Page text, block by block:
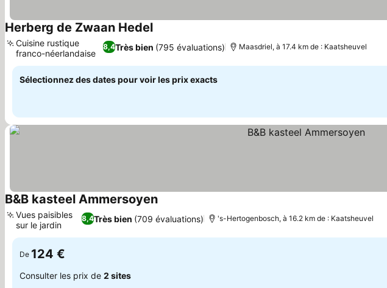
Herberg de Zwaan Hedel
8,4Très bien (795 évaluations)
Cuisine rustique
franco-néerlandaise
Maasdriel, à 17.4 km de : Kaatsheuvel
Sélectionnez des dates pour voir les prix exacts
B&B kasteel Ammersoyen
8,4Très bien (709 évaluations)
Vues paisibles
sur le jardin
's-Hertogenbosch, à 16.2 km de : Kaatsheuvel
De 124 €
Consulter les prix de 2 sites